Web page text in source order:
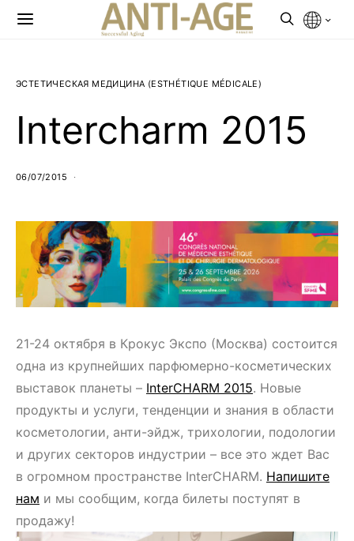
ЭСТЕТИЧЕСКАЯ МЕДИЦИНА (ESTHÉTIQUE MÉDICALE)
Intercharm 2015
06/07/2015
21-24 октября в Крокус Экспо (Москва) состоится
одна из крупнейших парфюмерно-косметических
выставок планеты – InterCHARM 2015. Новые
продукты и услуги, тенденции и знания в области
косметологии, анти-эйдж, трихологии, подологии
и других секторов индустрии – все это ждет Вас
в огромном пространстве InterCHARM. Напишите
нам и мы сообщим, когда билеты поступят в
продажу!